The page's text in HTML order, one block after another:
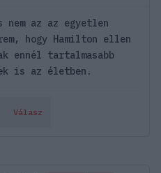
nem az az egyetlen
hogy Hamilton ellen
ennél tartalmasabb
is az életben.
Válasz